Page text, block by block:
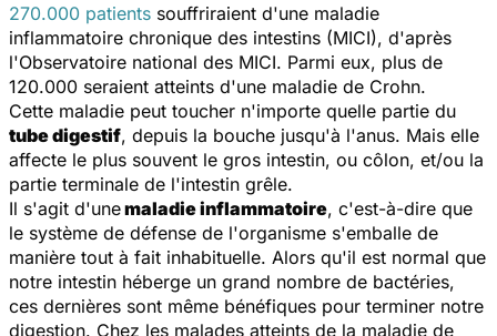
270.000 patients souffriraient d'une maladie
inflammatoire chronique des intestins (MICI), d'après
l'Observatoire national des MICI. Parmi eux, plus de
120.000 seraient atteints d'une maladie de Crohn.
Cette maladie peut toucher n'importe quelle partie du
tube digestif, depuis la bouche jusqu'à l'anus. Mais elle
affecte le plus souvent le gros intestin, ou côlon, et/ou la
partie terminale de l'intestin grêle.
Il s'agit d'unemaladie inflammatoire, c'est-à-dire que
le système de défense de l'organisme s'emballe de
manière tout à fait inhabituelle. Alors qu'il est normal que
notre intestin héberge un grand nombre de bactéries,
ces dernières sont même bénéfiques pour terminer notre
digestion. Chez les malades atteints de la maladie de